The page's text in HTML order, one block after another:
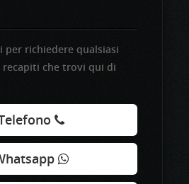
per richiedere qualsiasi
recapiti che trovi qui di